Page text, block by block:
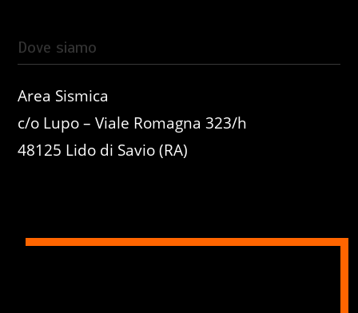
Dove siamo
Area Sismica
c/o Lupo – Viale Romagna 323/h
48125 Lido di Savio (RA)